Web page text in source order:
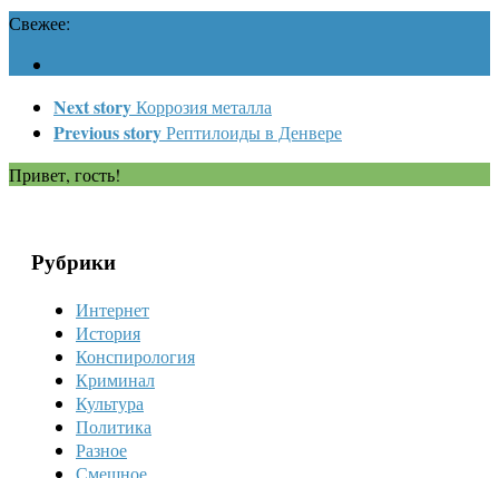
Свежее:
Next storyКоррозия металла
Previous storyРептилоиды в Денвере
Привет, гость!
Рубрики
Интернет
История
Конспирология
Криминал
Культура
Политика
Разное
Смешное